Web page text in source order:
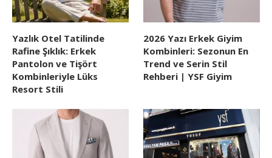
Yazlık Otel Tatilinde
Rafine Şıklık: Erkek
Pantolon ve Tişört
Kombinleriyle Lüks
Resort Stili
2026 Yazı Erkek Giyim
Kombinleri: Sezonun En
Trend ve Serin Stil
Rehberi | YSF Giyim